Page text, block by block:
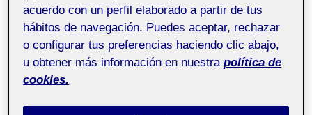
Pública
acuerdo con un perfil elaborado a partir de tus
hábitos de navegación. Puedes aceptar, rechazar
o configurar tus preferencias haciendo clic abajo,
u obtener más información en nuestra política de
cookies.